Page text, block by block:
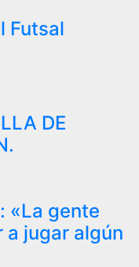
Futsal
DE
«La gente
a jugar algún